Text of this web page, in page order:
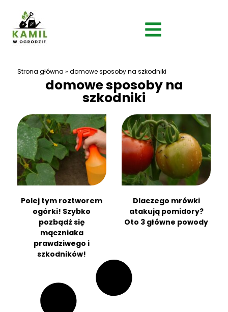
Strona główna » domowe sposoby na szkodniki
domowe sposoby na
szkodniki
Polej tym roztworem
ogórki! Szybko
pozbądź się
mączniaka
prawdziwego i
szkodników!
Dlaczego mrówki
atakują pomidory?
Oto 3 główne powody